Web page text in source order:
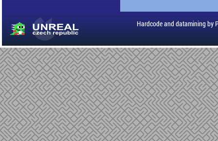
Hardcode and datamining by